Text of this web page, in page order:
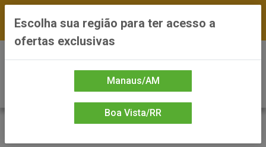
*Preços exclusivos do site — Entrega em até 24h
Escolha sua região para ter acesso a
ofertas exclusivas
Manaus/AM
Boa Vista/RR